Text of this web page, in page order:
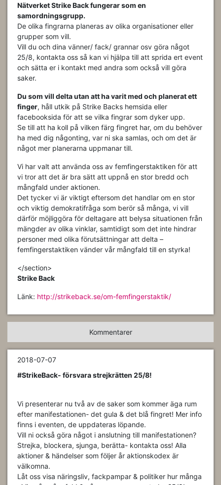
Nätverket Strike Back fungerar som en
samordningsgrupp.
De olika fingrarna planeras av olika organisationer eller
grupper som vill.
Vill du och dina vänner/ fack/ grannar osv göra något
25/8, kontakta oss så kan vi hjälpa till att sprida ert event
och sätta er i kontakt med andra som också vill göra
saker.
Du som vill delta utan att ha varit med och planerat ett
finger, håll utkik på Strike Backs hemsida eller
facebooksida för att se vilka fingrar som dyker upp.
Se till att ha koll på vilken färg fingret har, om du behöver
ha med dig någonting, var ni ska samlas, och om det är
något mer planerarna uppmanar till.
Vi har valt att använda oss av femfingerstaktiken för att
vi tror att det är bra sätt att uppnå en stor bredd och
mångfald under aktionen.
Det tycker vi är viktigt eftersom det handlar om en stor
och viktig demokratifråga som berör så många, vi vill
därför möjliggöra för deltagare att belysa situationen från
mängder av olika vinklar, samtidigt som det inte hindrar
personer med olika förutsättningar att delta –
femfingerstaktiken vänder vår mångfald till en styrka!
</section>
Strike Back
Länk: http://strikeback.se/om-femfingerstaktik/
Kommentarer
2018-07-07
#StrikeBack- försvara strejkrätten 25/8!
Vi presenterar nu två av de saker som kommer äga rum
efter manifestationen- det gula & det blå fingret! Mer info
finns i eventen, de uppdateras löpande.
Vill ni också göra något i anslutning till manifestationen?
Strejka, blockera, sjunga, berätta- kontakta oss! Alla
aktioner & händelser som följer år aktionskodex är
välkomna.
Låt oss visa näringsliv, fackpampar & politiker hur många